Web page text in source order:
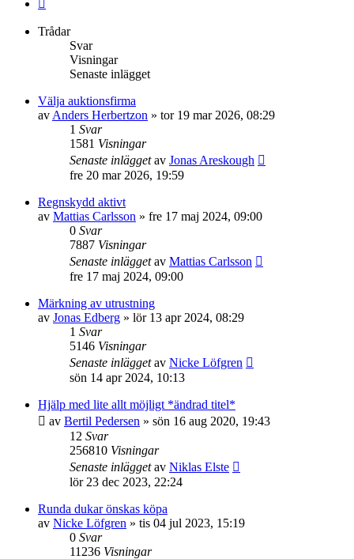
Trådar
Svar
Visningar
Senaste inlägget
Välja auktionsfirma
av Anders Herbertzon » tor 19 mar 2026, 08:29
1 Svar
1581 Visningar
Senaste inläggetav Jonas Areskough
fre 20 mar 2026, 19:59
Regnskydd aktivt
av Mattias Carlsson » fre 17 maj 2024, 09:00
0 Svar
7887 Visningar
Senaste inläggetav Mattias Carlsson
fre 17 maj 2024, 09:00
Märkning av utrustning
av Jonas Edberg » lör 13 apr 2024, 08:29
1 Svar
5146 Visningar
Senaste inläggetav Nicke Löfgren
sön 14 apr 2024, 10:13
Hjälp med lite allt möjligt *ändrad titel*
av Bertil Pedersen » sön 16 aug 2020, 19:43
12 Svar
256810 Visningar
Senaste inläggetav Niklas Elste
lör 23 dec 2023, 22:24
Runda dukar önskas köpa
av Nicke Löfgren » tis 04 jul 2023, 15:19
0 Svar
11236 Visningar